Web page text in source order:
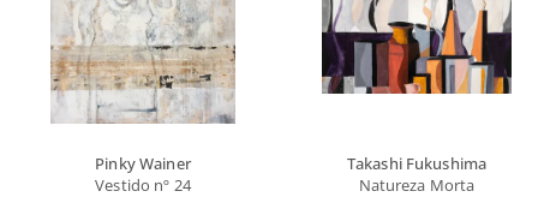
Pinky Wainer
Vestido nº 24
Takashi Fukushima
Natureza Morta